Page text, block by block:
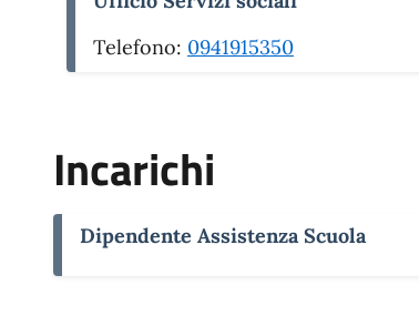
Telefono: 0941915350
Incarichi
Dipendente Assistenza Scuola